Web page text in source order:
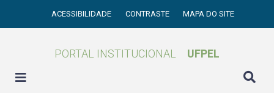
ACESSIBILIDADE CONTRASTE MAPA DO SITE
PORTAL INSTITUCIONAL UFPEL